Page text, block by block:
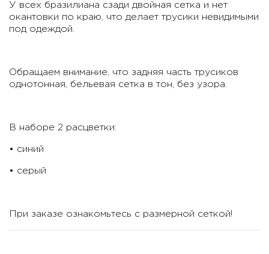
У всеx бразилиана сзади двойная сетка и нет
окантовки по краю, что делает трусики невидимыми
под одеждой.
Обращаем внимание, что задняя часть трусиков
однотонная, бельевая сетка в тон, без узора.
В наборе 2 расцветки:
• синий
• серый
При заказе ознакомьтесь с размерной сеткой!